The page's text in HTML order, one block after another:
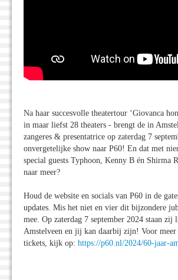
Na haar succesvolle theatertour ‘Giovanca
in maar liefst 28 theaters - brengt de in
zangeres & presentatrice op zaterdag 7
onvergetelijke show naar P60! En dat met
special guests Typhoon, Kenny B én Shirma
naar meer?
Houd de website en socials van P60 in de
updates. Mis het niet en vier dit bijzondere
mee. Op zaterdag 7 september 2024 staan zij
Amstelveen en jij kan daarbij zijn! Voor
tickets, kijk op: https://p60.nl/2024/60-jaar-